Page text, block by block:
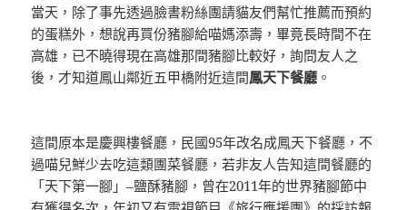
當天，除了事先透過臉書粉絲團請貓友們幫忙推薦而預約
的蛋糕外，想說再買份豬腳給喵媽添壽，畢竟長時間不在
高雄，已不曉得現在高雄那間豬腳比較好，詢問友人之
後，才知道鳳山鄰近五甲橋附近這間鳳天下餐廳 。
這間原本是慶興樓餐廳，民國95年改名成鳳天下餐廳，不
過喵兒鮮少去吃這類團菜餐廳，若非友人告知這間餐廳的
「天下第一腳」–鹽酥豬腳，曾在2011年的世界豬腳節中